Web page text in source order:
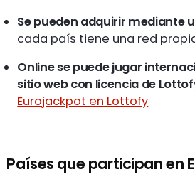
Se pueden adquirir mediante
cada país tiene una red
Online se puede jugar
sitio web con licencia de
Eurojackpot en Lottofy
Países que participan en